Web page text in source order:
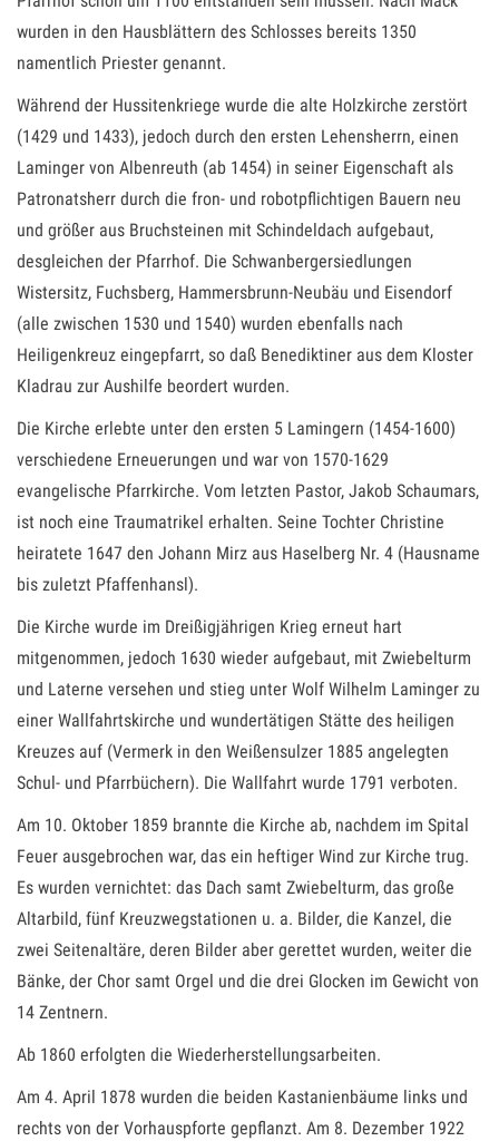
wurden in den Hausblättern des Schlosses bereits 1350
namentlich Priester genannt.
Während der Hussitenkriege wurde die alte Holzkirche zerstört
(1429 und 1433), jedoch durch den ersten Lehensherrn, einen
Laminger von Albenreuth (ab 1454) in seiner Eigenschaft als
Patronatsherr durch die fron- und robotpflichtigen Bauern neu
und größer aus Bruchsteinen mit Schindeldach aufgebaut,
desgleichen der Pfarrhof. Die Schwanbergersiedlungen
Wistersitz, Fuchsberg, Hammersbrunn-Neubäu und Eisendorf
(alle zwischen 1530 und 1540) wurden ebenfalls nach
Heiligenkreuz eingepfarrt, so daß Benediktiner aus dem Kloster
Kladrau zur Aushilfe beordert wurden.
Die Kirche erlebte unter den ersten 5 Lamingern (1454-1600)
verschiedene Erneuerungen und war von 1570-1629
evangelische Pfarrkirche. Vom letzten Pastor, Jakob Schaumars,
ist noch eine Traumatrikel erhalten. Seine Tochter Christine
heiratete 1647 den Johann Mirz aus Haselberg Nr. 4 (Hausname
bis zuletzt Pfaffenhansl).
Die Kirche wurde im Dreißigjährigen Krieg erneut hart
mitgenommen, jedoch 1630 wieder aufgebaut, mit Zwiebelturm
und Laterne versehen und stieg unter Wolf Wilhelm Laminger zu
einer Wallfahrtskirche und wundertätigen Stätte des heiligen
Kreuzes auf (Vermerk in den Weißensulzer 1885 angelegten
Schul- und Pfarrbüchern). Die Wallfahrt wurde 1791 verboten.
Am 10. Oktober 1859 brannte die Kirche ab, nachdem im Spital
Feuer ausgebrochen war, das ein heftiger Wind zur Kirche trug.
Es wurden vernichtet: das Dach samt Zwiebelturm, das große
Altarbild, fünf Kreuzwegstationen u. a. Bilder, die Kanzel, die
zwei Seitenaltäre, deren Bilder aber gerettet wurden, weiter die
Bänke, der Chor samt Orgel und die drei Glocken im Gewicht von
14 Zentnern.
Ab 1860 erfolgten die Wiederherstellungsarbeiten.
Am 4. April 1878 wurden die beiden Kastanienbäume links und
rechts von der Vorhauspforte gepflanzt. Am 8. Dezember 1922